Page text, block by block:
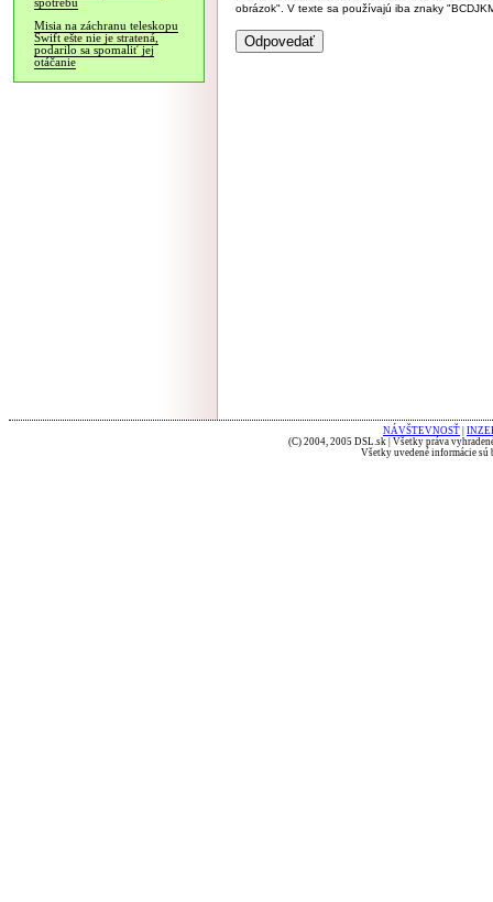
spotrebu
Misia na záchranu teleskopu
Swift ešte nie je stratená,
podarilo sa spomaliť jej
otáčanie
obrázok". V texte sa používajú iba znaky
NÁVŠTEVNOSŤ
(C) 2004, 2005 DSL.sk | Všetky práva
Všetky uvedené informácie sú